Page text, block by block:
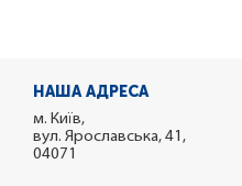
НАША АДРЕСА
м. Київ,
вул. Ярославська, 41,
04071